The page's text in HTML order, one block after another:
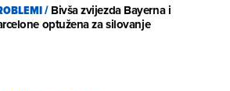
/Bivša zvijezda Bayerna i
optužena za silovanje